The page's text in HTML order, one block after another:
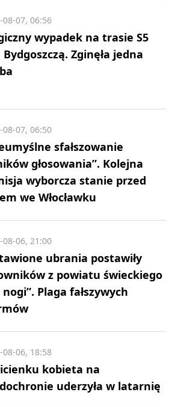
wypadek na trasie S5
Bydgoszczą. Zginęła jedna
08-07, 06:56
sfałszowanie
głosowania”. Kolejna
wyborcza stanie przed
we Włocławku
08-07, 06:50
ubrania postawiły
z powiatu świeckiego
nogi”. Plaga fałszywych
08-06, 21:00
kobieta na
uderzyła w latarnię
08-06, 18:58